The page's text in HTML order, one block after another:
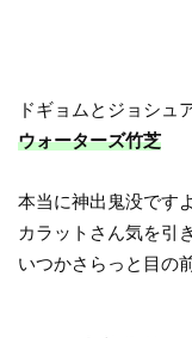
ドギョムとジョシュ
ウォーターズ竹芝
本当に神出鬼没です
カラットさん気を引
いつかさらっと目の